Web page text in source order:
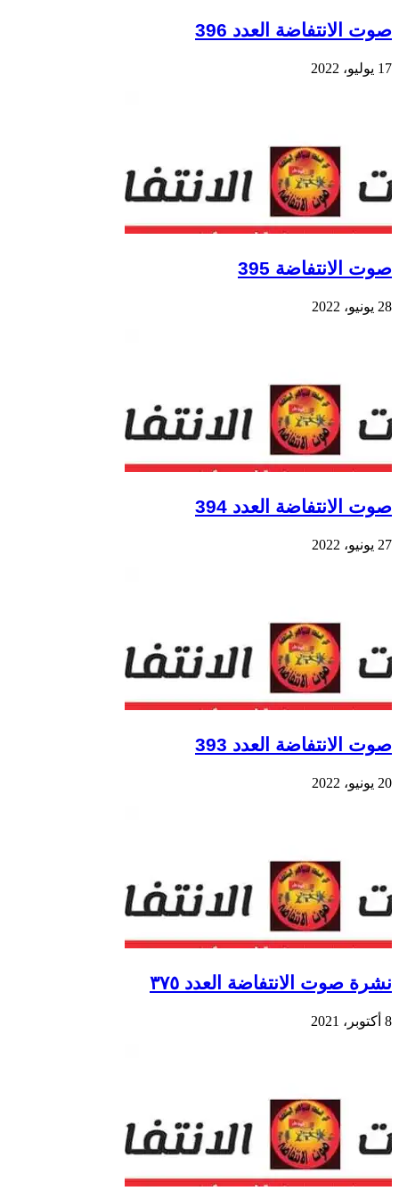
صوت الانتفاضة العدد 396
17 يوليو، 2022
صوت الانتفاضة 395
28 يونيو، 2022
صوت الانتفاضة العدد 394
27 يونيو، 2022
صوت الانتفاضة العدد 393
20 يونيو، 2022
نشرة صوت الانتفاضة العدد ٣٧٥
8 أكتوبر، 2021